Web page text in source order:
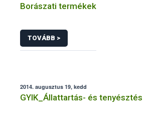
Borászati termékek
TOVÁBB >
2014. augusztus 19, kedd
GYIK_Állattartás- és tenyésztés